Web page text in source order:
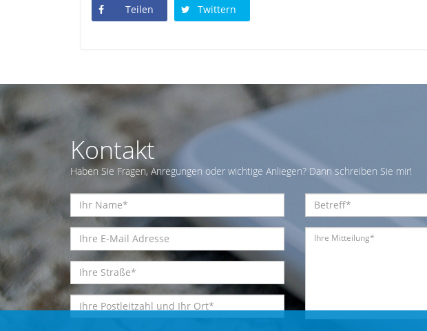
Teilen Twittern
Kontakt
Haben Sie Fragen, Anregungen oder wichtige Anliegen? Dann schreiben Sie mir!